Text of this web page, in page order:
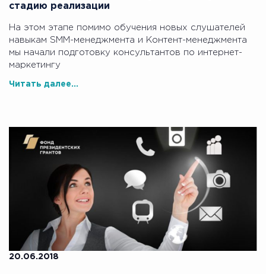
стадию реализации
На этом этапе помимо обучения новых слушателей
навыкам SMM-менеджмента и Контент-менеджмента
мы начали подготовку консультантов по интернет-
маркетингу
Читать далее...
20.06.2018